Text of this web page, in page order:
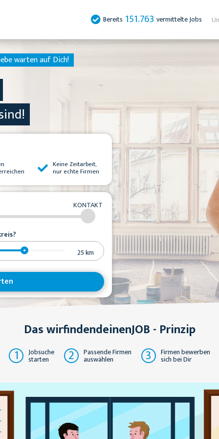
Bereits 151.763 vermittelte Jobs
warten auf Dich!
Keine Zeitarbeit,
nur echte Firmen
KONTAKT
25km
Das wirfindendeinenJOB - Prinzip
1
Jobsuche
starten 2 Passende Firmen
auswählen 3 Firmen bewerben
sich bei Dir